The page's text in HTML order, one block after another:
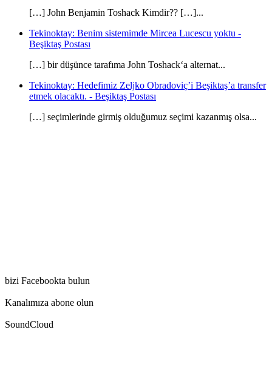
[…] John Benjamin Toshack Kimdir?? […]...
Tekinoktay: Benim sistemimde Mircea Lucescu yoktu -
Beşiktaş Postası
[…] bir düşünce tarafıma John Toshack‘a alternat...
Tekinoktay: Hedefimiz Zeljko Obradoviç’i Beşiktaş’a transfer
etmek olacaktı. - Beşiktaş Postası
[…] seçimlerinde girmiş olduğumuz seçimi kazanmış olsa...
bizi Facebookta bulun
Kanalımıza abone olun
SoundCloud